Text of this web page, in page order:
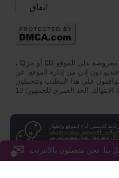
على الموقع كليًا أو جزئيًا ،
دون إذن من إدارة الموقع. عن
على هذا المطلب وتتحملون
اتفاق
لتحسين أداء الموقع وإظهار
سياسة الخصوصية وملفات تعريف
الارتباط وهل تقبل ملفات تعريف
نعم
✉